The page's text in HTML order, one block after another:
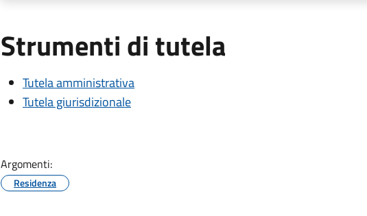
Strumenti di tutela
Tutela amministrativa
Tutela giurisdizionale
Argomenti:
Residenza